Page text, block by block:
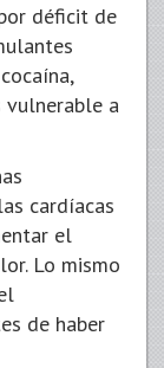
déficit de
vulnerable a
cardíacas
el
Lo mismo
de haber